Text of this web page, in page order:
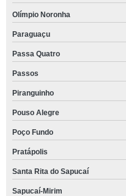
Olímpio Noronha
Paraguaçu
Passa Quatro
Passos
Piranguinho
Pouso Alegre
Poço Fundo
Pratápolis
Santa Rita do Sapucaí
Sapucaí-Mirim